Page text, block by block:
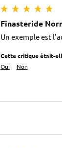
Finasteride
Un exemple est
Cette critique était-
Oui
Non